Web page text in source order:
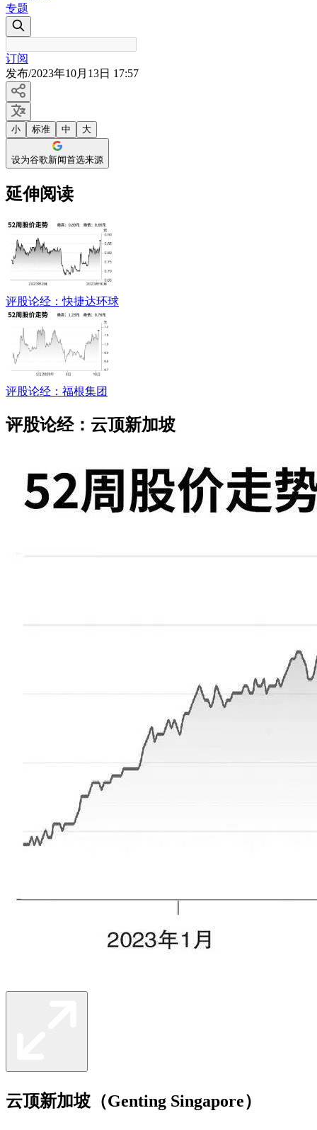
专题
订阅
发布/2023年10月13日 17:57
小 标准 中 大
设为谷歌新闻首选来源
延伸阅读
评股论经：快捷达环球
评股论经：福根集团
评股论经：云顶新加坡
云顶新加坡（Genting Singapore）